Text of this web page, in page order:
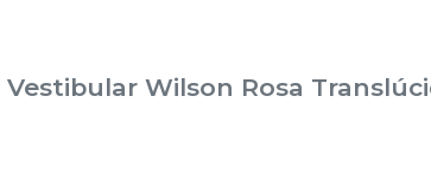
Wilson Rosa